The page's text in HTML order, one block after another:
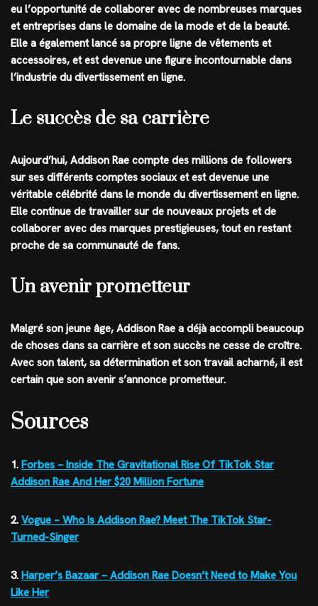
eu l’opportunité de collaborer avec de nombreuses marques
et entreprises dans le domaine de la mode et de la beauté.
Elle a également lancé sa propre ligne de vêtements et
accessoires, et est devenue une figure incontournable dans
l’industrie du divertissement en ligne.
Le succès de sa carrière
Aujourd’hui, Addison Rae compte des millions de followers
sur ses différents comptes sociaux et est devenue une
véritable célébrité dans le monde du divertissement en ligne.
Elle continue de travailler sur de nouveaux projets et de
collaborer avec des marques prestigieuses, tout en restant
proche de sa communauté de fans.
Un avenir prometteur
Malgré son jeune âge, Addison Rae a déjà accompli beaucoup
de choses dans sa carrière et son succès ne cesse de croître.
Avec son talent, sa détermination et son travail acharné, il est
certain que son avenir s’annonce prometteur.
Sources
1. Forbes – Inside The Gravitational Rise Of TikTok Star
Addison Rae And Her $20 Million Fortune
2. Vogue – Who Is Addison Rae? Meet The TikTok Star-
Turned-Singer
3. Harper’s Bazaar – Addison Rae Doesn’t Need to Make You
Like Her